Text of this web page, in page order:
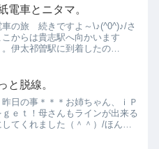
朝を迎えました（＾－＾）/昨
応があります！完...
電車とニタマ。
車の旅 続きですよ～\♪(^0^)♪/さ
からは貴志駅へ向かいます
。伊太祁曽駅に到着したの
そうです！途中、いちご電車と
ったりのどかな車...
と脱線。
昨日の事＊＊＊お姉ちゃん、ｉＰ
ｇｅｔ！母さんもラインが出来る
してくれました（＾＾）/ほん